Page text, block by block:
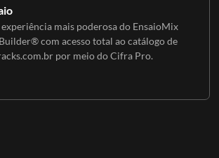
experiência mais poderosa do EnsaioMix
com acesso total ao catálogo de
por meio do Cifra Pro.